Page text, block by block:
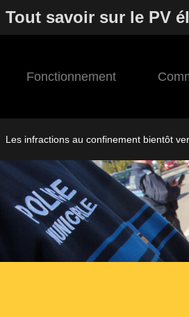
Tout savoir sur le PV
Fonctionnement
Les infractions au confinement bientôt